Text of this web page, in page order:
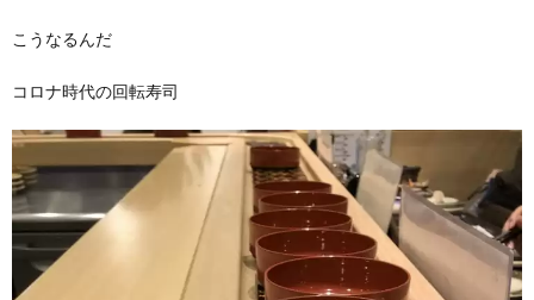
こうなるんだ
コロナ時代の回転寿司